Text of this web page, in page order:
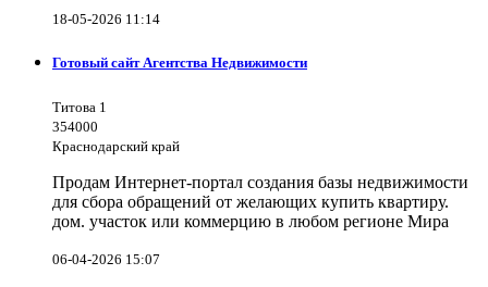
18-05-2026 11:14
Готовый сайт Агентства Недвижимости
Титова 1
354000
Краснодарский край
Продам Интернет-портал создания базы недвижимости
для сбора обращений от желающих купить квартиру.
дом. участок или коммерцию в любом регионе Мира
06-04-2026 15:07